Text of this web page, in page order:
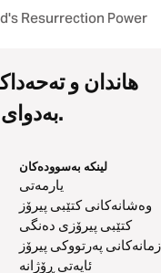
Resurrection Power
هاندان و
بەدوای ئینتیمادا بگەڕێیت لەگەڵ خودا.
لینکە بەسوودەکان
یارمەتی
وەشانەکانی کتێبی پیرۆز
کتێبی پیرۆزی دەنگی
زمانەکانی پەرتووکی پیرۆز
ئایەتی ڕۆژانە